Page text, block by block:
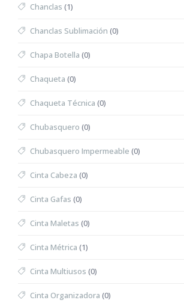
Chanclas (1)
Chanclas Sublimación (0)
Chapa Botella (0)
Chaqueta (0)
Chaqueta Técnica (0)
Chubasquero (0)
Chubasquero Impermeable (0)
Cinta Cabeza (0)
Cinta Gafas (0)
Cinta Maletas (0)
Cinta Métrica (1)
Cinta Multiusos (0)
Cinta Organizadora (0)